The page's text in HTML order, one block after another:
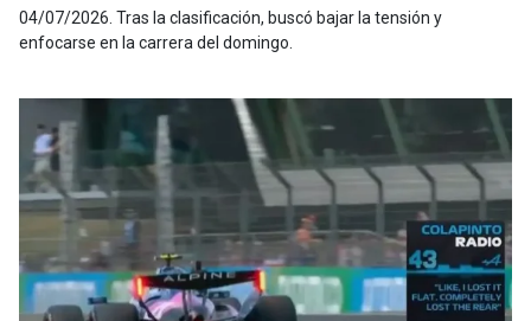
04/07/2026 Tras la clasificación, buscó bajar la tensión y
enfocarse en la carrera del domingo.